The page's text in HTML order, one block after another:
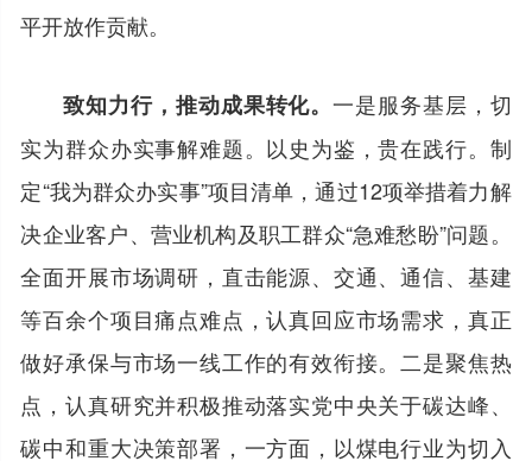
平开放作贡献。
致知力行，推动成果转化。一是服务基层，切
实为群众办实事解难题。以史为鉴，贵在践行。制
定“我为群众办实事”项目清单，通过12项举措着力解
决企业客户、营业机构及职工群众“急难愁盼”问题。
全面开展市场调研，直击能源、交通、通信、基建
等百余个项目痛点难点，认真回应市场需求，真正
做好承保与市场一线工作的有效衔接。二是聚焦热
点，认真研究并积极推动落实党中央关于碳达峰、
碳中和重大决策部署，一方面，以煤电行业为切入